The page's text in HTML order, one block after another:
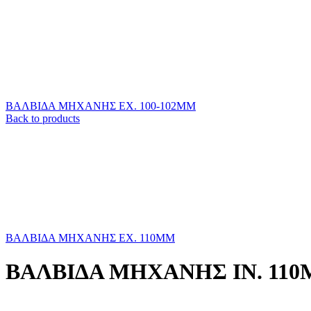
ΒΑΛΒΙΔΑ ΜΗΧΑΝΗΣ ΕΧ. 100-102ΜΜ
Back to products
ΒΑΛΒΙΔΑ ΜΗΧΑΝΗΣ ΕΧ. 110ΜΜ
ΒΑΛΒΙΔΑ ΜΗΧΑΝΗΣ ΙΝ.